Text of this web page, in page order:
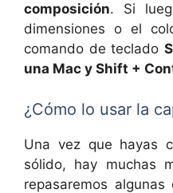
composición. Si
dimensiones o el
comando de teclado
una Mac y Shift +
¿Cómo lo usar la
Una vez que hayas
sólido, hay muchas
repasaremos